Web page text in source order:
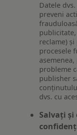
Datele
preveni
reclame)
procesele
probleme
publisher
dvs. cu
Salvați